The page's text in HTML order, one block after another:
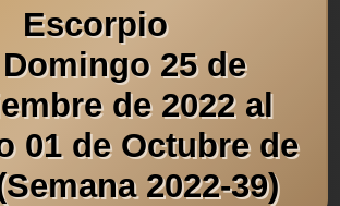
Escorpio
25 de
de 2022 al
01 de Octubre de
2022-39)